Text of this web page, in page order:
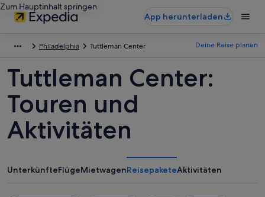
Zum Hauptinhalt springen
App herunterladen
Philadelphia Tuttleman Center Deine Reise planen
Tuttleman Center:
Touren und
Aktivitäten
UnterkünfteFlügeMietwagenReisepaketeAktivitäten